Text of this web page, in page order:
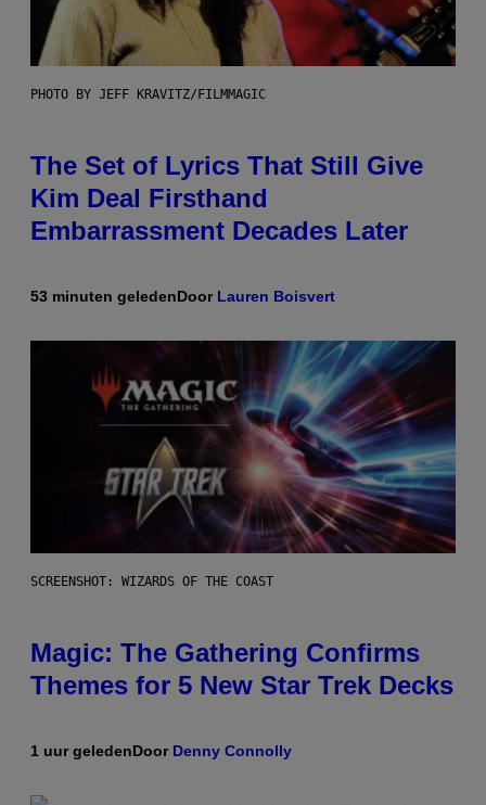
PHOTO BY JEFF KRAVITZ/FILMMAGIC
The Set of Lyrics That Still Give
Kim Deal Firsthand
Embarrassment Decades Later
53 minuten geledenDoor Lauren Boisvert
SCREENSHOT: WIZARDS OF THE COAST
Magic: The Gathering Confirms
Themes for 5 New Star Trek Decks
1 uur geledenDoor Denny Connolly